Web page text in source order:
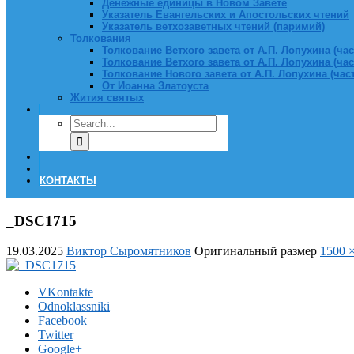
Денежные единицы в Новом Завете
Указатель Евангельских и Апостольских чтений
Указатель ветхозаветных чтений (паримий)
Толкования
Толкование Ветхого завета от А.П. Лопухина
Толкование Ветхого завета от А.П. Лопухина
Толкование Нового завета от А.П. Лопухина
От Иоанна Златоуста
Жития святых
КОНТАКТЫ
_DSC1715
19.03.2025 Виктор Сыромятников Оригинальный размер 1500
VKontakte
Odnoklassniki
Facebook
Twitter
Google+